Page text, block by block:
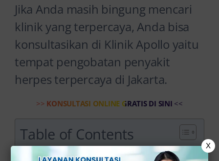
Jika Anda masih bingung mencari
klinik yang terpercaya, Anda bisa
konsultasikan di Klinik Apollo yaitu
tempat pengobatan penyakit
herpes terpercaya di Jakarta.
>> KONSULTASI ONLINE GRATIS DI SINI <<
Table of Contents
Penanganan Dokter di Klinik
X